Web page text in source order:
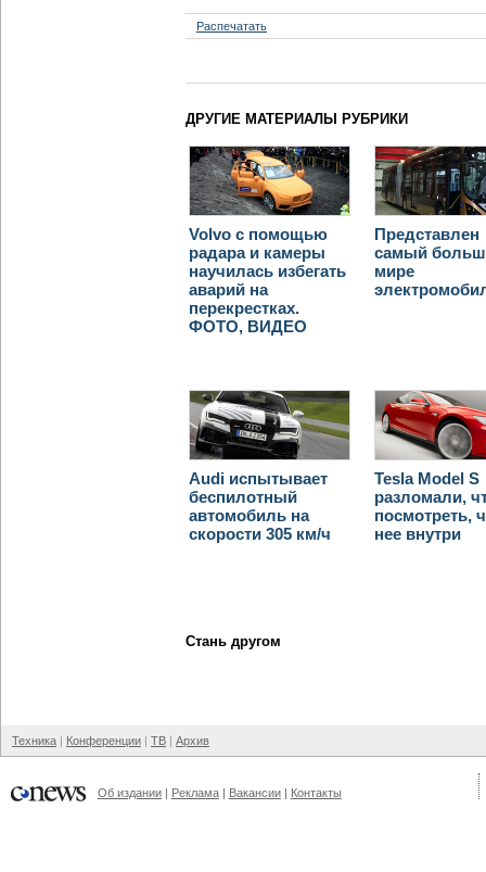
Распечатать
ДРУГИЕ МАТЕРИАЛЫ РУБРИКИ
Volvo с помощью
радара и камеры
научилась избегать
аварий на
перекрестках.
ФОТО, ВИДЕО
Представлен
самый
мире
Audi испытывает
беспилотный
автомобиль на
скорости 305 км/ч
Tesla Model S
разломали,
посмотреть,
нее внутри
Стань другом
Техника Конференции ТВ Архив
Об издании Реклама Вакансии Контакты